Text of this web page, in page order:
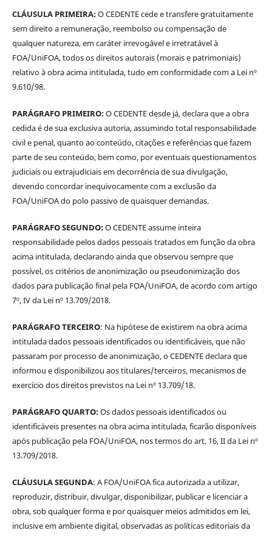
CLÁUSULA PRIMEIRA:O CEDENTE cede e transfere gratuitamente
sem direito a remuneração, reembolso ou compensação de
qualquer natureza, em caráter irrevogável e irretratável à
FOA/UniFOA, todos os direitos autorais (morais e patrimoniais)
relativo à obra acima intitulada, tudo em conformidade com a Lei nº
9.610/98.
PARÁGRAFO PRIMEIRO:O CEDENTE desde já, declara que a obra
cedida é de sua exclusiva autoria, assumindo total responsabilidade
civil e penal, quanto ao conteúdo, citações e referências que fazem
parte de seu conteúdo, bem como, por eventuais questionamentos
judiciais ou extrajudiciais em decorrência de sua divulgação,
devendo concordar inequivocamente com a exclusão da
FOA/UniFOA do polo passivo de quaisquer demandas.
PARÁGRAFO SEGUNDO:O CEDENTE assume inteira
responsabilidade pelos dados pessoais tratados em função da obra
acima intitulada, declarando ainda que observou sempre que
possível, os critérios de anonimização ou pseudonimização dos
dados para publicação final pela FOA/UniFOA, de acordo com artigo
7º, IV da Lei nº 13.709/2018.
PARÁGRAFO TERCEIRO: Na hipótese de existirem na obra acima
intitulada dados pessoais identificados ou identificáveis, que não
passaram por processo de anonimização, o CEDENTE declara que
informou e disponibilizou aos titulares/terceiros, mecanismos de
exercício dos direitos previstos na Lei nº 13.709/18.
PARÁGRAFO QUARTO:Os dados pessoais identificados ou
identificáveis presentes na obra acima intitulada, ficarão disponíveis
após publicação pela FOA/UniFOA, nos termos do art. 16, II da Lei nº
13.709/2018.
CLÁUSULA SEGUNDA: A FOA/UniFOA fica autorizada a utilizar,
reproduzir, distribuir, divulgar, disponibilizar, publicar e licenciar a
obra, sob qualquer forma e por quaisquer meios admitidos em lei,
inclusive em ambiente digital, observadas as políticas editoriais da